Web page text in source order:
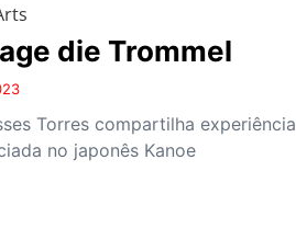
die Trommel
Torres compartilha experiência
no japonês Kanoe